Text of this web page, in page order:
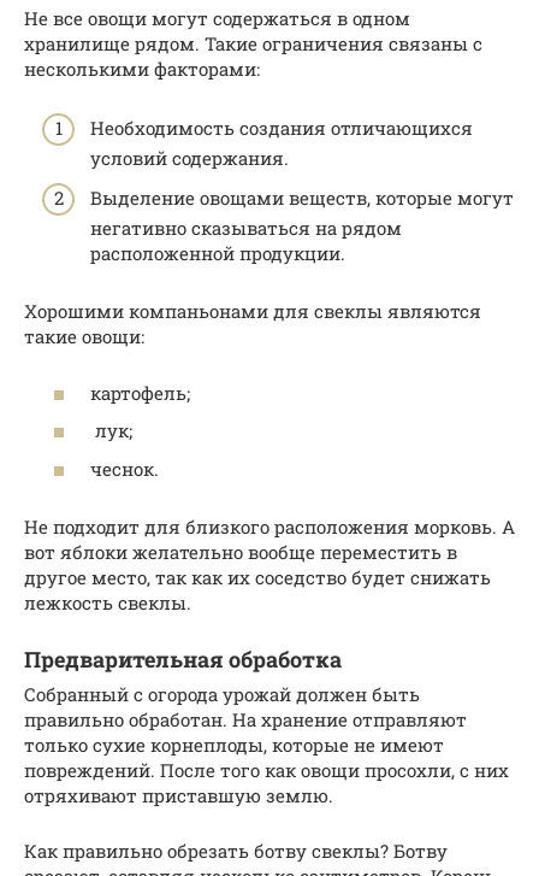
Не все овощи могут содержаться в одном
хранилище рядом. Такие ограничения связаны с
несколькими факторами:
Необходимость создания отличающихся
условий содержания.
Выделение овощами веществ, которые могут
негативно сказываться на рядом
расположенной продукции.
Хорошими компаньонами для свеклы являются
такие овощи:
картофель;
лук;
чеснок.
Не подходит для близкого расположения морковь. А
вот яблоки желательно вообще переместить в
другое место, так как их соседство будет снижать
лежкость свеклы.
Предварительная обработка
Собранный с огорода урожай должен быть
правильно обработан. На хранение отправляют
только сухие корнеплоды, которые не имеют
повреждений. После того как овощи просохли, с них
отряхивают приставшую землю.
Как правильно обрезать ботву свеклы? Ботву